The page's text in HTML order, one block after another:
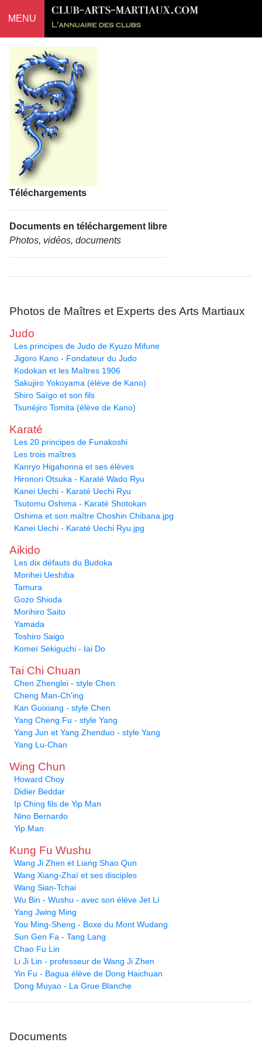
MENU
Téléchargements
Documents en téléchargement libre
Photos, vidéos, documents
Photos de Maîtres et Experts des Arts Martiaux
Judo
Les principes de Judo de Kyuzo Mifune
Jigoro Kano - Fondateur du Judo
Kodokan et les Maîtres 1906
Sakujiro Yokoyama (élève de Kano)
Shiro Saïgo et son fils
Tsunéjiro Tomita (élève de Kano)
Karaté
Les 20 principes de Funakoshi
Les trois maîtres
Kanryo Higahonna et ses élèves
Hironori Otsuka - Karaté Wado Ryu
Kanei Uechi - Karaté Uechi Ryu
Tsutomu Oshima - Karaté Shotokan
Oshima et son maître Choshin Chibana.jpg
Kanei Uechi - Karaté Uechi Ryu.jpg
Aikido
Les dix défauts du Budoka
Morihei Ueshiba
Tamura
Gozo Shioda
Morihiro Saito
Yamada
Toshiro Saigo
Komeï Sekiguchi - Iai Do
Tai Chi Chuan
Chen Zhenglei - style Chen
Cheng Man-Ch'ing
Kan Guixiang - style Chen
Yang Cheng Fu - style Yang
Yang Jun et Yang Zhenduo - style Yang
Yang Lu-Chan
Wing Chun
Howard Choy
Didier Beddar
Ip Ching fils de Yip Man
Nino Bernardo
Yip Man
Kung Fu Wushu
Wang Ji Zhen et Liang Shao Qun
Wang Xiang-Zhaï et ses disciples
Wang Sian-Tchai
Wu Bin - Wushu - avec son élève Jet Li
Yang Jwing Ming
You Ming-Sheng - Boxe du Mont Wudang
Sun Gen Fa - Tang Lang
Chao Fu Lin
Li Ji Lin - professeur de Wang Ji Zhen
Yin Fu - Bagua élève de Dong Haichuan
Dong Muyao - La Grue Blanche
Documents